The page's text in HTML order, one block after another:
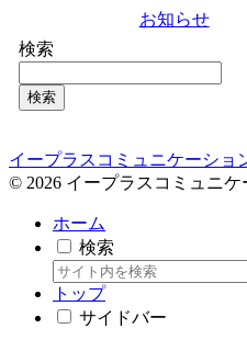
お知らせ
検索
検索
イープラスコミュニケーショ
© 2026 イープラスコミュニ
ホーム
検索
トップ
サイドバー